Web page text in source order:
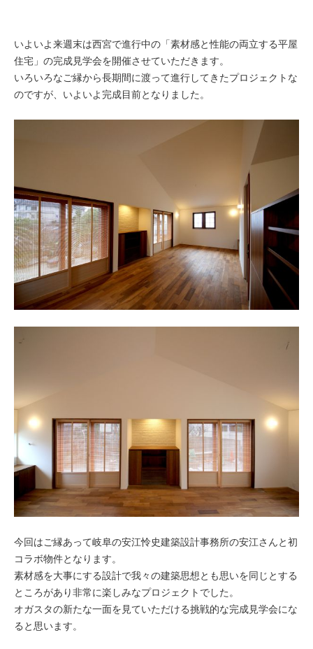
いよいよ来週末は西宮で進行中の「素材感と性能の両立する平屋
住宅」の完成見学会を開催させていただきます。
いろいろなご縁から長期間に渡って進行してきたプロジェクトな
のですが、いよいよ完成目前となりました。
今回はご縁あって岐阜の安江怜史建築設計事務所の安江さんと初
コラボ物件となります。
素材感を大事にする設計で我々の建築思想とも思いを同じとする
ところがあり非常に楽しみなプロジェクトでした。
オガスタの新たな一面を見ていただける挑戦的な完成見学会にな
ると思います。